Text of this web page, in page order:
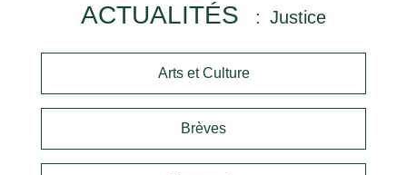
ACTUALITÉS Justice
Arts et Culture
Brèves